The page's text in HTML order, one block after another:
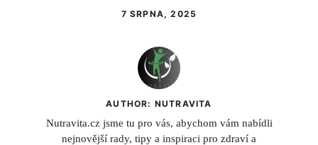
7 SRPNA, 2025
AUTHOR: NUTRAVITA
Nutravita.cz jsme tu pro vás, abychom vám nabídli
nejnovější rady, tipy a inspiraci pro zdraví a